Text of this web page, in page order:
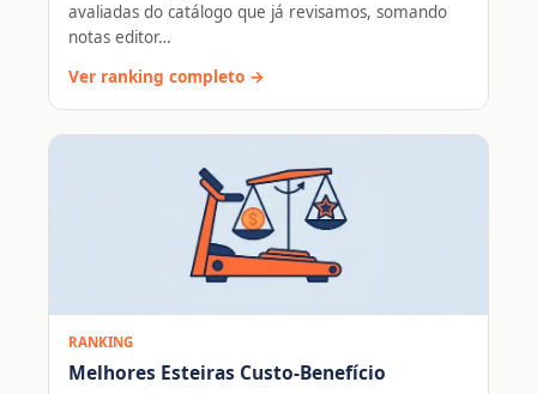
avaliadas do catálogo que já revisamos, somando
notas editor…
Ver ranking completo →
RANKING
Melhores Esteiras Custo-Benefício